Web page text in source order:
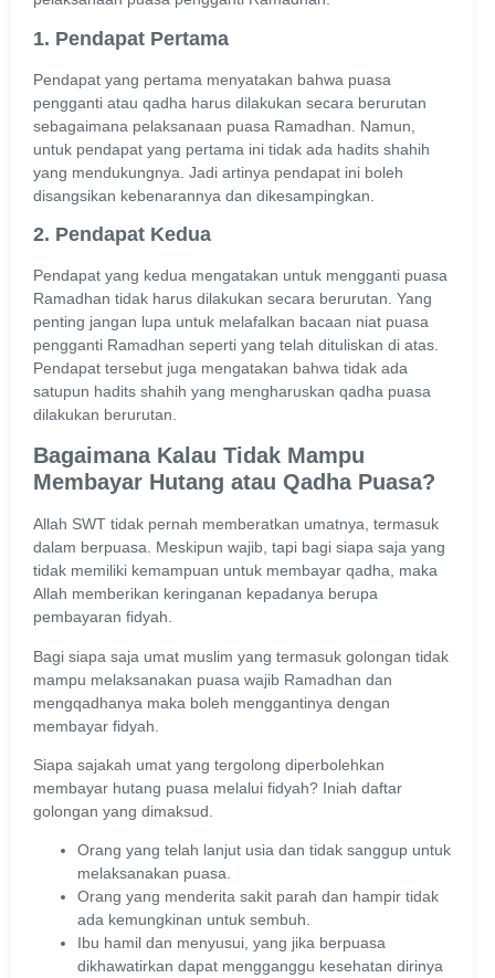
1. Pendapat Pertama
Pendapat yang pertama menyatakan bahwa puasa
pengganti atau qadha harus dilakukan secara berurutan
sebagaimana pelaksanaan puasa Ramadhan. Namun,
untuk pendapat yang pertama ini tidak ada hadits shahih
yang mendukungnya. Jadi artinya pendapat ini boleh
disangsikan kebenarannya dan dikesampingkan.
2. Pendapat Kedua
Pendapat yang kedua mengatakan untuk mengganti puasa
Ramadhan tidak harus dilakukan secara berurutan. Yang
penting jangan lupa untuk melafalkan bacaan niat puasa
pengganti Ramadhan seperti yang telah dituliskan di atas.
Pendapat tersebut juga mengatakan bahwa tidak ada
satupun hadits shahih yang mengharuskan qadha puasa
dilakukan berurutan.
Bagaimana Kalau Tidak Mampu
Membayar Hutang atau Qadha Puasa?
Allah SWT tidak pernah memberatkan umatnya, termasuk
dalam berpuasa. Meskipun wajib, tapi bagi siapa saja yang
tidak memiliki kemampuan untuk membayar qadha, maka
Allah memberikan keringanan kepadanya berupa
pembayaran fidyah.
Bagi siapa saja umat muslim yang termasuk golongan tidak
mampu melaksanakan puasa wajib Ramadhan dan
mengqadhanya maka boleh menggantinya dengan
membayar fidyah.
Siapa sajakah umat yang tergolong diperbolehkan
membayar hutang puasa melalui fidyah? Iniah daftar
golongan yang dimaksud.
Orang yang telah lanjut usia dan tidak sanggup untuk
melaksanakan puasa.
Orang yang menderita sakit parah dan hampir tidak
ada kemungkinan untuk sembuh.
Ibu hamil dan menyusui, yang jika berpuasa
dikhawatirkan dapat mengganggu kesehatan dirinya